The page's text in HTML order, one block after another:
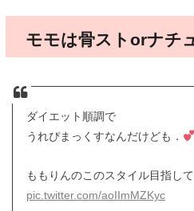
モモは骨ストorナチ
ダイエット順調で
うれぴまっくすなんだけども．
ももりんのこのスタイル目指し
pic.twitter.com/aoIImMZKyc